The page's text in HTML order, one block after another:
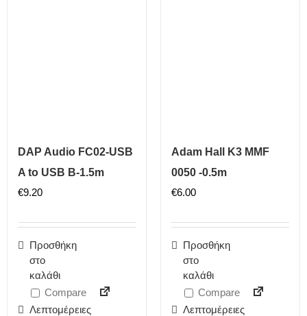
DAP Audio FC02-USB
A to USB B-1.5m
€9.20
Προσθήκη
στο
καλάθι
Compare
Λεπτομέρειες
Adam Hall K3 MMF
0050 -0.5m
€6.00
Προσθήκη
στο
καλάθι
Compare
Λεπτομέρειες